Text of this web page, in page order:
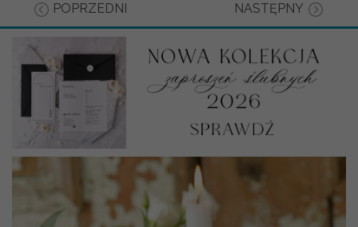
POPRZEDNI NASTĘPNY